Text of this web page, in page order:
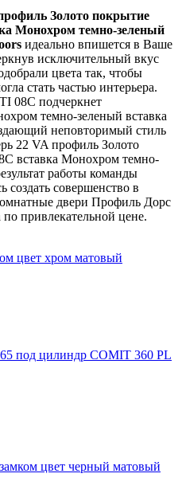
Золото покрытие
Монохром темно-зеленый
идеально впишется в Ваше
исключительный вкус
цвета так, чтобы
стать частью интерьера.
08C подчеркнет
темно-зеленый вставка
неповторимый стиль
22 VA профиль Золото
вставка Монохром темно-
работы команды
создать совершенство в
двери Профиль Дорс
по привлекательной цене.